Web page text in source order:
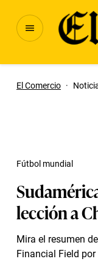
El Comercio ·
lección a
Mira el resumen
Financial Field
Fútbol mundial